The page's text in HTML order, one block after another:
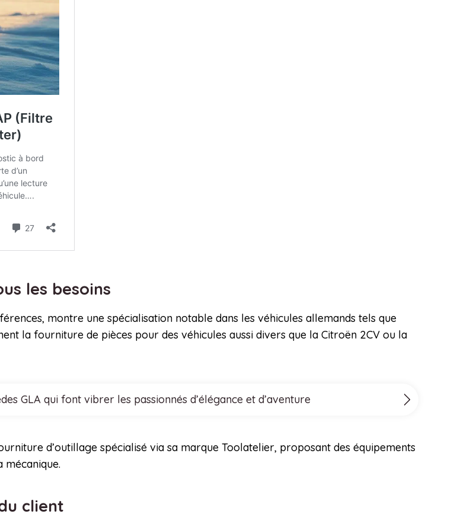
les besoins
montre une spécialisation notable dans les véhicules allemands tels que
la fourniture de pièces pour des véhicules aussi divers que la Citroën 2CV ou la
GLA qui font vibrer les passionnés d’élégance et d’aventure
d’outillage spécialisé via sa marque Toolatelier, proposant des équipements
client